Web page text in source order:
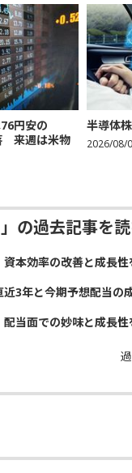
円安の
来週は米物
半導体
2026/08/
の過去記事を
資本効率の改善と成長
近3年と今期予想配当
配当面での妙味と成長